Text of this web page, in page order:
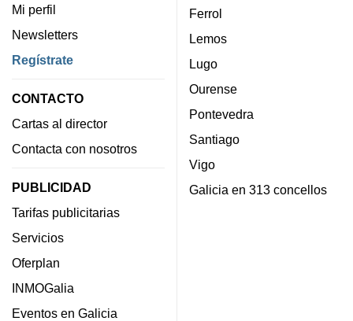
Mi perfil
Newsletters
Regístrate
CONTACTO
Cartas al director
Contacta con nosotros
PUBLICIDAD
Tarifas publicitarias
Servicios
Oferplan
INMOGalia
Eventos en Galicia
Ferrol
Lemos
Lugo
Ourense
Pontevedra
Santiago
Vigo
Galicia en 313 concellos